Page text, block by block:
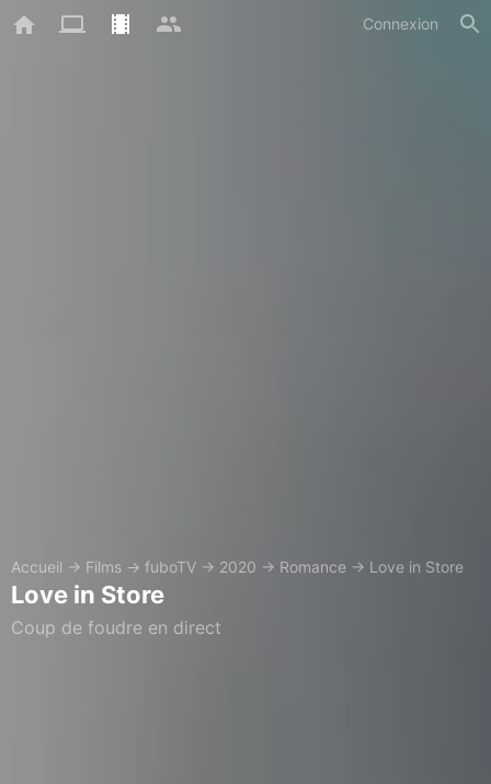
Connexion
Accueil → Films → fuboTV → 2020 → Romance → Love in Store
Love in Store
Coup de foudre en direct